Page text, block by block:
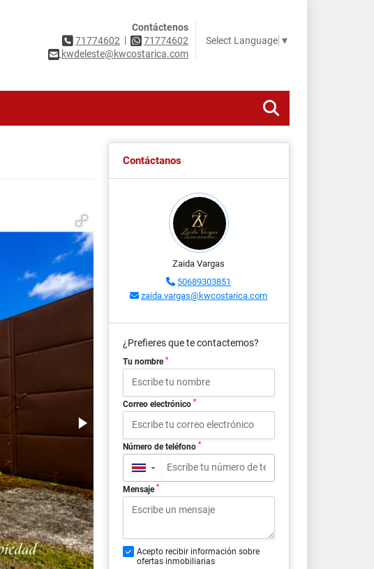
Contáctenos
71774602 |
71774602
kwdeleste@kwcostarica.com
Select Language ▼
Contáctanos
Zaida Vargas
50689303851
zaida.vargas@kwcostarica.com
¿Prefieres que te contactemos?
Tu nombre *
Correo electrónico *
Número de teléfono *
▼
Mensaje *
Acepto recibir información sobre
ofertas inmobiliarias